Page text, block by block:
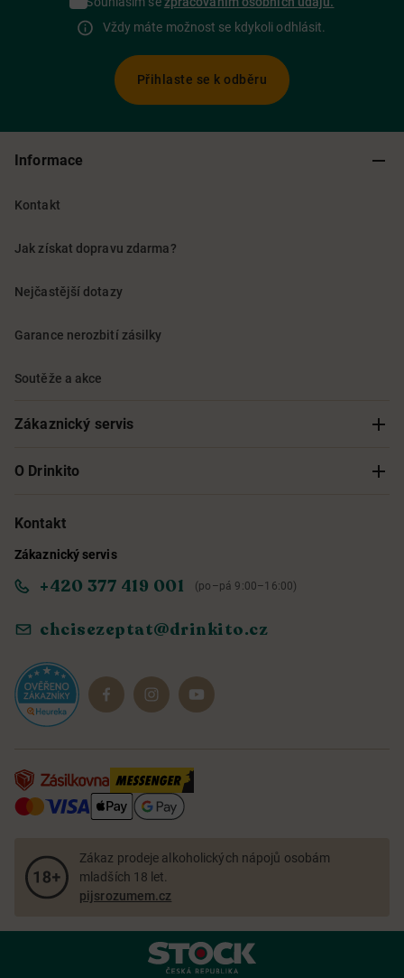
Vždy máte možnost se kdykoli odhlásit.
Přihlaste se k odběru
Informace
Kontakt
Jak získat dopravu zdarma?
Nejčastější dotazy
Garance nerozbití zásilky
Soutěže a akce
Zákaznický servis
Sledování objednávky
Obchodní podmínky
Ochrana osobních údajů
Reklamace a vrácení
O Drinkito
O nás
Informace o přístupnosti služby
Dárkové sady
Kontakt
Zákaznický servis
+420 377 419 001 (po–pá 9:00–16:00)
chcisezeptat@drinkito.cz
Zákaz prodeje alkoholických nápojů osobám
mladších 18 let.
pijsrozumem.cz